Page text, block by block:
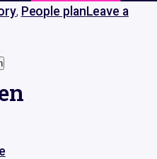
Contact
info@bunchmark.nl
, People planLeave a